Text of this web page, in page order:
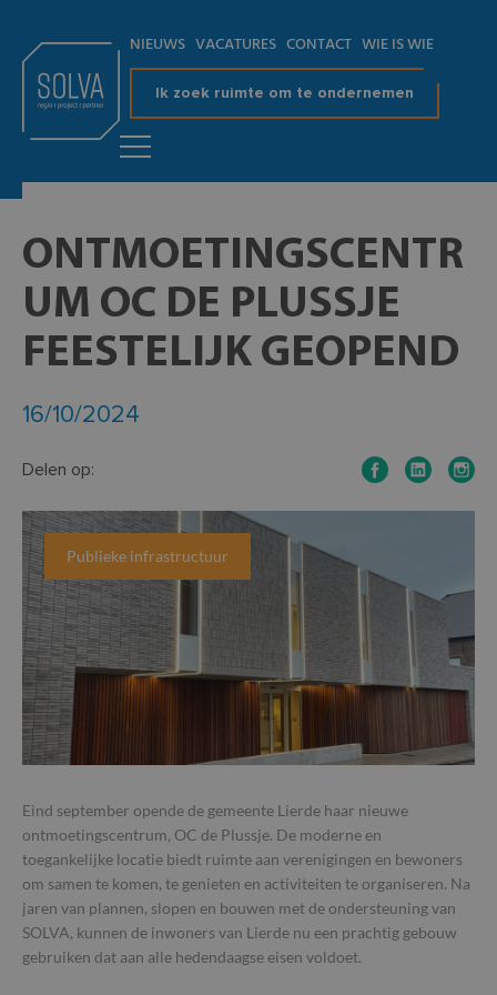
NIEUWS VACATURES CONTACT WIE IS WIE
Ik zoek ruimte om te ondernemen
ONTMOETINGSCENTR
UM OC DE PLUSSJE
FEESTELIJK GEOPEND
16/10/2024
Delen op:
Publieke infrastructuur
Eind september opende de gemeente Lierde haar nieuwe
ontmoetingscentrum, OC de Plussje. De moderne en
toegankelijke locatie biedt ruimte aan verenigingen en bewoners
om samen te komen, te genieten en activiteiten te organiseren. Na
jaren van plannen, slopen en bouwen met de ondersteuning van
SOLVA, kunnen de inwoners van Lierde nu een prachtig gebouw
gebruiken dat aan alle hedendaagse eisen voldoet.